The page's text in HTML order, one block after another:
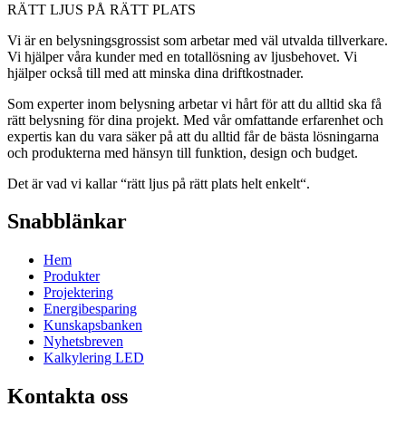
RÄTT LJUS PÅ RÄTT PLATS
Vi är en belysningsgrossist som arbetar med väl utvalda tillverkare.
Vi hjälper våra kunder med en totallösning av ljusbehovet. Vi
hjälper också till med att minska dina driftkostnader.
Som experter inom belysning arbetar vi hårt för att du alltid ska få
rätt belysning för dina projekt. Med vår omfattande erfarenhet och
expertis kan du vara säker på att du alltid får de bästa lösningarna
och produkterna med hänsyn till funktion, design och budget.
Det är vad vi kallar “rätt ljus på rätt plats helt enkelt“.
Snabblänkar
Hem
Produkter
Projektering
Energibesparing
Kunskapsbanken
Nyhetsbreven
Kalkylering LED
Kontakta oss